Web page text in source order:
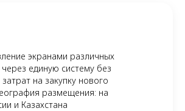
экранами различных
единую систему без
на закупку нового
размещения: на
и Казахстана